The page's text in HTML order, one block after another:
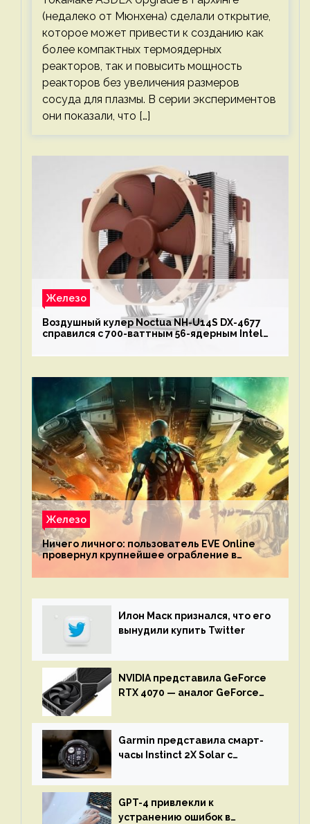
(недалеко от Мюнхена) сделали открытие,
которое может привести к созданию как
более компактных термоядерных
реакторов, так и повысить мощность
реакторов без увеличения размеров
сосуда для плазмы. В серии экспериментов
они показали, что […]
Железо
Воздушный кулер Noctua NH-U14S DX-4677
справился с 700-ваттным 56-ядерным Intel
Железо
Ничего личного: пользователь EVE Online
провернул крупнейшее ограбление в
механике
Илон Маск признался, что его
вынудили купить Twitter
NVIDIA представила GeForce
RTX 4070 — аналог GeForce
Garmin представила смарт-
часы Instinct 2X Solar с
GPT-4 привлекли к
устранению ошибок в